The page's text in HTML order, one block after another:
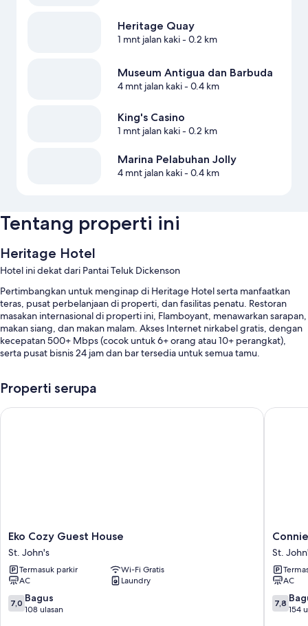
Heritage Quay
1 mnt jalan kaki- 0.2 km
Museum Antigua dan Barbuda
4 mnt jalan kaki- 0.4 km
King's Casino
1 mnt jalan kaki- 0.2 km
Marina Pelabuhan Jolly
4 mnt jalan kaki- 0.4 km
Tentang properti ini
Heritage Hotel
Hotel ini dekat dari Pantai Teluk Dickenson
Pertimbangkan untuk menginap di Heritage Hotel serta manfaatkan
teras, pusat perbelanjaan di properti, dan fasilitas penatu. Restoran
masakan internasional di properti ini, Flamboyant, menawarkan sarapan,
makan siang, dan makan malam. Akses Internet nirkabel gratis, dengan
kecepatan 500+ Mbps (cocok untuk 6+ orang atau 10+ perangkat),
serta pusat bisnis 24 jam dan bar tersedia untuk semua tamu.
Parkir mandiri gratis gratis
Properti bebas-rokok, meja pemesanan tur/tiket, dan ruang rapat
Kamar mandi dengan shower dan perlengkapan mandi gratis
Televisi dengan TV kabel
Balkon, peralatan masak/piring/peralatan makan, dan pemanas air
untuk kopi/teh
Properti serupa
Eko
Cozy
Guest
House
St.
John's
Eko Cozy Guest House
St. John's
Termasuk parkir
Wi-Fi Gratis
AC
Laundry
7.0
dari
7,0 Bagus
108 ulasan
Eko Cozy Guest House
Connie's
Comfort
Suites
St.
John's
St.
AC
7.8
dari
7,8
154